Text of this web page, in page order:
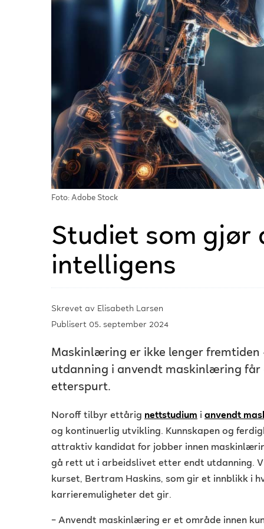
Foto: Adobe Stock
Studiet som
intelligens
Skrevet av Elisabeth Larsen
Publisert 05. september 2024
Maskinlæring er ikke lenger fremtiden
utdanning i anvendt maskinlæring
etterspurt.
Noroff tilbyr ettårig nettstudium i anvendt
og kontinuerlig utvikling. Kunnskapen og
attraktiv kandidat for jobber innen
gå rett ut i arbeidslivet etter endt utdanning.
kurset, Bertram Haskins, som gir et innblikk i
karrieremuligheter det gir.
– Anvendt maskinlæring er et område innen